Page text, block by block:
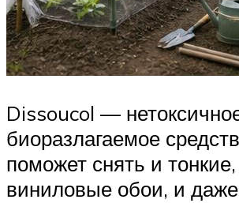
Dissoucol —
биоразлагаемое
поможет снять и
виниловые обои, и даже